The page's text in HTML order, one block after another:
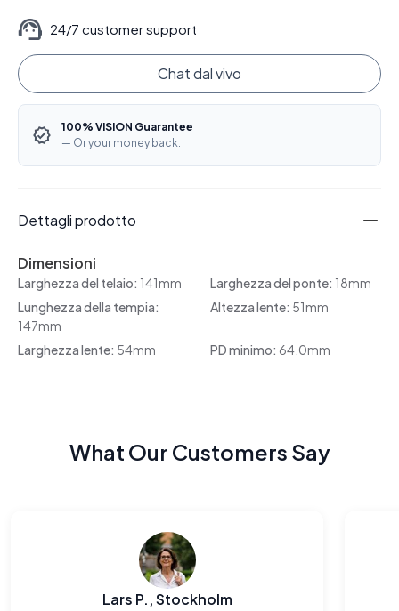
24/7 customer support
Chat dal vivo
100% VISION Guarantee
— Or your money back.
Dettagli prodotto
Dimensioni
Larghezza del telaio: 141mm Larghezza del ponte: 18mm
Lunghezza della tempia:
147mm
Altezza lente: 51mm
Larghezza lente: 54mm PD minimo: 64.0mm
What Our Customers Say
Lars P., Stockholm